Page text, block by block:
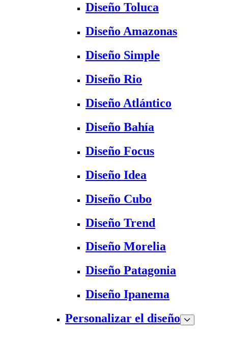
Diseño Toluca
Diseño Amazonas
Diseño Simple
Diseño Rio
Diseño Atlántico
Diseño Bahía
Diseño Focus
Diseño Idea
Diseño Cubo
Diseño Trend
Diseño Morelia
Diseño Patagonia
Diseño Ipanema
Personalizar el diseño